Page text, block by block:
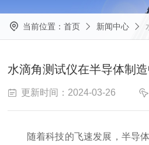
当前位置： 首页 新闻中心
水滴角测试仪在半导体制
更新时间：2024-03-26
随着科技的飞速发展，半导体